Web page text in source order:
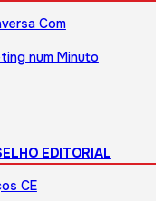
Com
num Minuto
EDITORIAL
CE